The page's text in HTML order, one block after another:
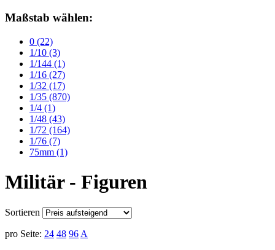
Maßstab wählen:
0 (22)
1/10 (3)
1/144 (1)
1/16 (27)
1/32 (17)
1/35 (870)
1/4 (1)
1/48 (43)
1/72 (164)
1/76 (7)
75mm (1)
Militär - Figuren
Sortieren
pro Seite: 24 48 96 A